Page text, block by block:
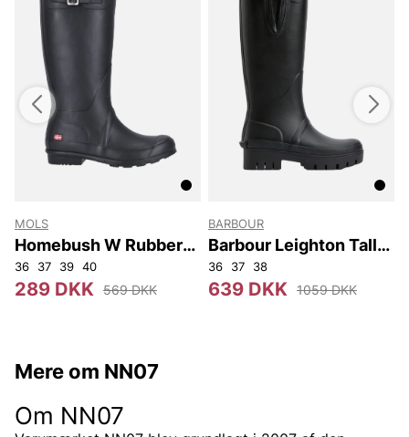
MOLS
Homebush W Rubber
Boot
36 37 39 40
289 DKK 569 DKK
BARBOUR
Barbour Leighton Tall
Welly
36 37 38
639 DKK 1059 DKK
Mere om NN07
Om NN07